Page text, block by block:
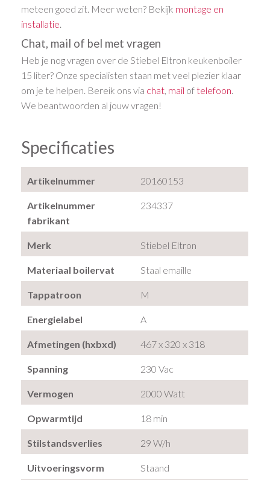
meteen goed zit. Meer weten? Bekijk montage en
installatie
Chat, mail of bel met vragen
Heb je nog vragen over de Stiebel Eltron keukenboiler
15 liter? Onze specialisten staan met veel plezier klaar
om je te helpen. Bereik ons via chat, mail oftelefoon.
We beantwoorden al jouw vragen!
Specificaties
Artikelnummer 20160153
Artikelnummer
fabrikant
234337
Merk Stiebel Eltron
Materiaal boilervat Staal emaille
Tappatroon M
Energielabel A
Afmetingen (hxbxd) 467 x 320 x 318
Spanning 230 Vac
Vermogen 2000 Watt
Opwarmtijd 18 min
Stilstandsverlies 29 W/h
Uitvoeringsvorm Staand